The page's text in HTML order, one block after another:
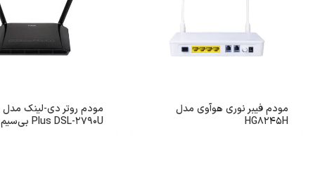
مودم فیبر نوری هوآوی مدل
HG8245H
Plus DSL-2790U بی‌سیم N300